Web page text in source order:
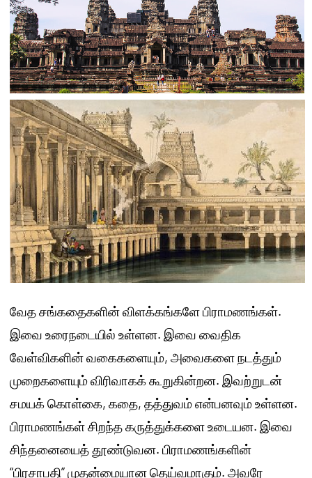
வேத சங்கதைகளின் விளக்கங்களே பிராமணங்கள்.
இவை உரைநடையில் உள்ளன. இவை வைதிக
வேள்விகளின் வகைகளையும், அவைகளை நடத்தும்
முறைகளையும் விரிவாகக் கூறுகின்றன. இவற்றுடன்
சமயக் கொள்கை, கதை, தத்துவம் என்பனவும் உள்ளன.
பிராமணங்கள் சிறந்த கருத்துக்களை உடையன. இவை
சிந்தனையைத் தூண்டுவன. பிராமணங்களின்
“பிரசாபதி” முதன்மையான தெய்வமாகும். அவரே